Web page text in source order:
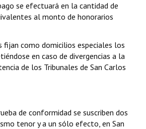
se efectuará en la cantidad de
al monto de honorarios
como domicilios especiales los
en caso de divergencias a la
de los Tribunales de San Carlos
de conformidad se suscriben dos
tenor y a un sólo efecto, en San